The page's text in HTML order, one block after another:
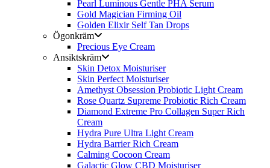
Pearl Luminous Gentle PHA Serum
Gold Magician Firming Oil
Golden Elixir Self Tan Drops
Ögonkräm
Precious Eye Cream
Ansiktskräm
Skin Detox Moisturiser
Skin Perfect Moisturiser
Amethyst Obsession Probiotic Light Cream
Rose Quartz Supreme Probiotic Rich Cream
Diamond Extreme Pro Collagen Super Rich
Cream
Hydra Pure Ultra Light Cream
Hydra Barrier Rich Cream
Calming Cocoon Cream
Galactic Glow CBD Moisturiser